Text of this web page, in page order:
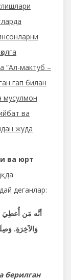
“Ал-мактуб –
гап билан
мусулмон
ва
жуда
ва юрт
деганлар:
أنَّه مَن أُعطِيَ
وَالآخِرَةِ.
берилган